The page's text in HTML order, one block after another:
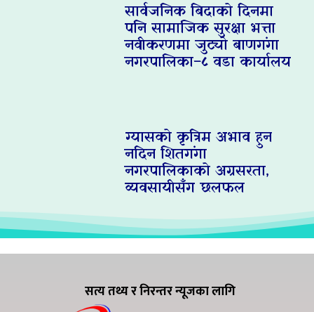
सार्वजनिक बिदाको दिनमा
पनि सामाजिक सुरक्षा भत्ता
नवीकरणमा जुट्यो बाणगंगा
नगरपालिका–८ वडा कार्यालय
ग्यासको कृत्रिम अभाव हुन
नदिन शितगंगा
नगरपालिकाको अग्रसरता,
व्यवसायीसँग छलफल
सत्य तथ्य र निरन्तर न्यूजका लागि